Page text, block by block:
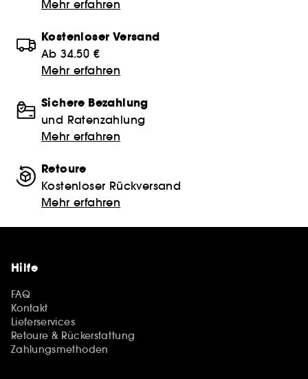
Mehr erfahren
Kostenloser Versand
Ab 34.50 €
Mehr erfahren
Sichere Bezahlung
und Ratenzahlung
Mehr erfahren
Retoure
Kostenloser Rückversand
Mehr erfahren
Hilfe
FAQ
Kontakt
Lieferservices
Retoure & Rückerstattung
Zahlungsmethoden